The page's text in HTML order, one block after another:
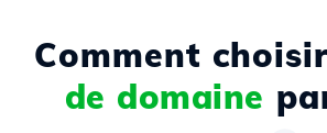
Comment
de domaine